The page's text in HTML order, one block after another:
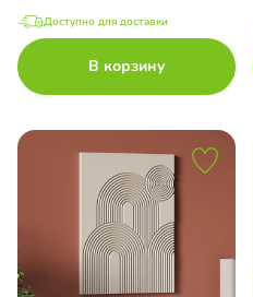
Доступно для доставки
В корзину